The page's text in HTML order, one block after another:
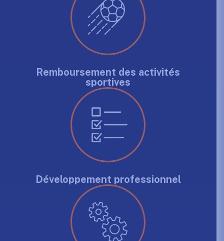
Remboursement des activités
sportives
Développement professionnel